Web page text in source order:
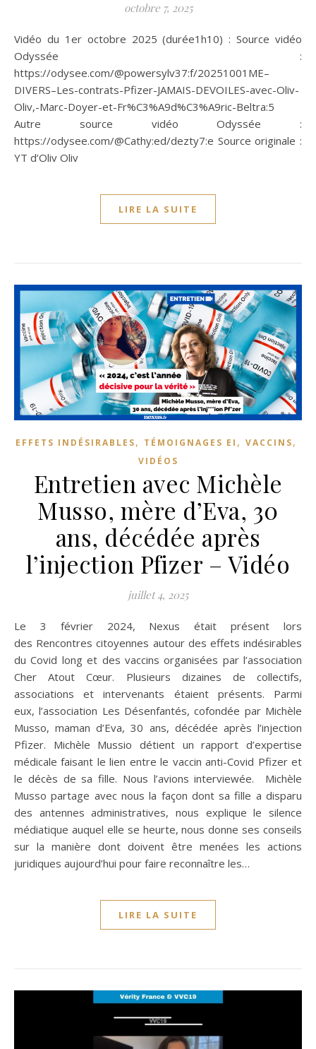
octobre 7, 2025
Vidéo du 1er octobre 2025 (durée1h10) : Source vidéo
Odyssée :
https://odysee.com/@powersylv37:f/20251001ME–
DIVERS–Les-contrats-Pfizer-JAMAIS-DEVOILES-avec-Oliv-
Oliv,-Marc-Doyer-et-Fr%C3%A9d%C3%A9ric-Beltra:5
Autre source vidéo Odyssée :
https://odysee.com/@Cathy:ed/dezty7:e Source originale :
YT d’Oliv Oliv
LIRE LA SUITE
EFFETS INDÉSIRABLES, TÉMOIGNAGES EI , VACCINS,
VIDÉOS
Entretien avec Michèle
Musso, mère d’Eva, 30
ans, décédée après
l’injection Pfizer – Vidéo
juillet 4, 2025
Le 3 février 2024, Nexus était présent lors
des Rencontres citoyennes autour des effets indésirables
du Covid long et des vaccins organisées par l’association
Cher Atout Cœur. Plusieurs dizaines de collectifs,
associations et intervenants étaient présents. Parmi
eux, l’association Les Désenfantés, cofondée par Michèle
Musso, maman d’Eva, 30 ans, décédée après l’injection
Pfizer. Michèle Mussio détient un rapport d’expertise
médicale faisant le lien entre le vaccin anti-Covid Pfizer et
le décès de sa fille. Nous l’avions interviewée. Michèle
Musso partage avec nous la façon dont sa fille a disparu
des antennes administratives, nous explique le silence
médiatique auquel elle se heurte, nous donne ses conseils
sur la manière dont doivent être menées les actions
juridiques aujourd’hui pour faire reconnaître les…
LIRE LA SUITE